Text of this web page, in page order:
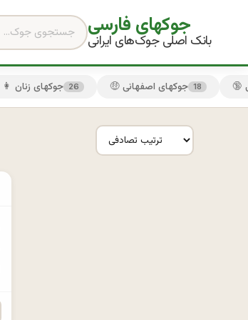
جوکهای فارسی
بانک اصلی جوک‌های ایرانی
👩 جوکهای زنان 26 🤑 جوکهای اصفهانی 18